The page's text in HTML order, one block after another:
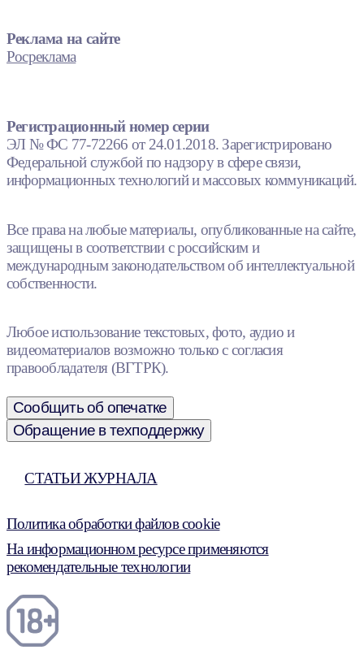
Реклама на сайте
Росреклама
Регистрационный номер серии
ЭЛ № ФС 77-72266 от 24.01.2018. Зарегистрировано
Федеральной службой по надзору в сфере связи,
информационных технологий и массовых коммуникаций.
Все права на любые материалы, опубликованные на сайте,
защищены в соответствии с российским и
международным законодательством об интеллектуальной
собственности.
Любое использование текстовых, фото, аудио и
видеоматериалов возможно только с согласия
правообладателя (ВГТРК).
Сообщить об опечатке
Обращение в техподдержку
СТАТЬИ ЖУРНАЛА
Политика обработки файлов cookie
На информационном ресурсе применяются
рекомендательные технологии